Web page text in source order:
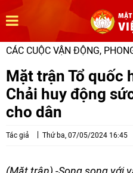
CÁC CUỘC VẬN ĐỘNG,
Mặt trận Tổ quốc
Chải huy động
cho dân
Tác giả Thứ ba, 07/05/2024 16:45